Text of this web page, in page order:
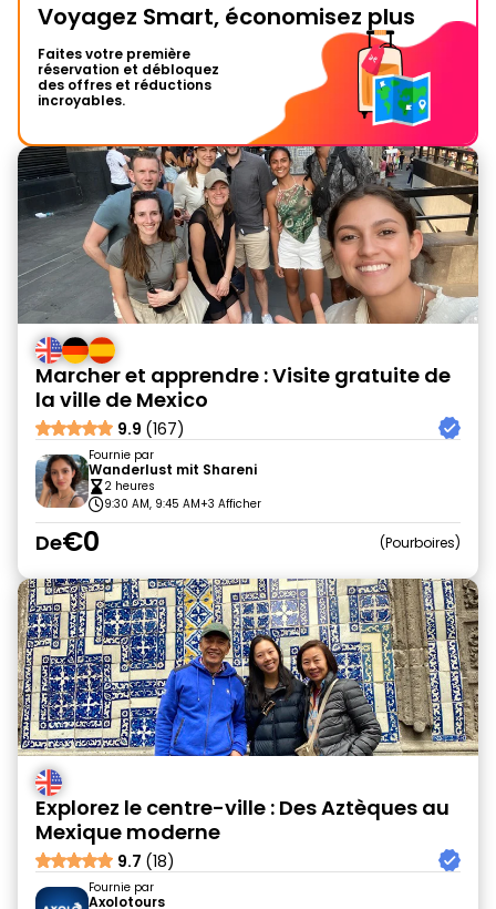
Voyagez Smart, économisez plus
Faites votre première
réservation et débloquez
des offres et réductions
incroyables.
Marcher et apprendre : Visite gratuite de
la ville de Mexico
9.9 (167)
Fournie par
Wanderlust mit Shareni
2 heures
9:30 AM, 9:45 AM+3 Afficher
De€0 Pourboires
Explorez le centre-ville : Des Aztèques au
Mexique moderne
9.7 (18)
Fournie par
Axolotours